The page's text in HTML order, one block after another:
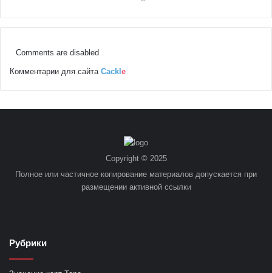
Comments are disabled
Комментарии для сайта Cackl e
Copyright © 2025
Полное или частичное копирование материалов допускается при
размещении активной ссылки
Рубрики